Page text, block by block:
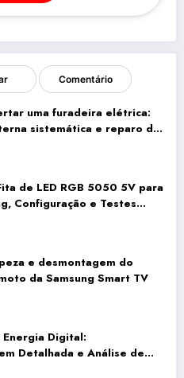
Comentário
uma furadeira elétrica:
sistemática e reparo da
de LED RGB 5050 5V para
Configuração e Testes
e desmontagem do
da Samsung Smart TV
Digital:
Detalhada e Análise de